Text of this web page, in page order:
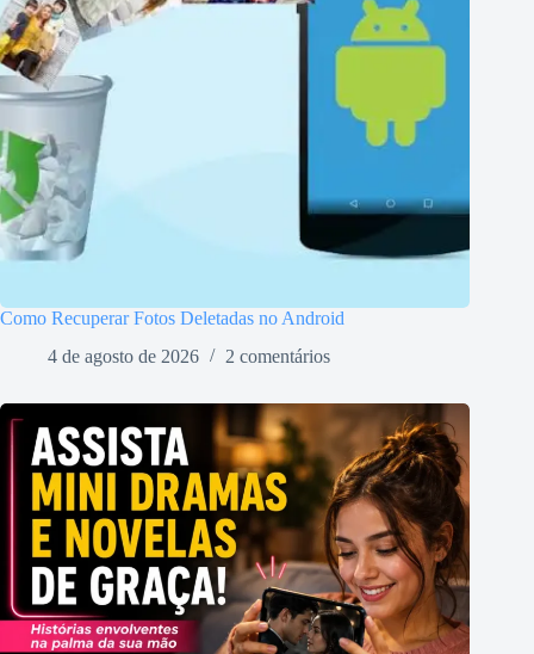
Como Recuperar Fotos Deletadas no Android
4 de agosto de 2026
2 comentários